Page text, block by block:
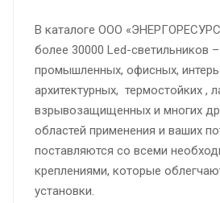
В каталоге ООО
более 30000 Led-светильников
промышленных, офисных,
архитектурных, термостойких ,
взрывозащищенных и многих
областей применения и ваших
поставляются со всеми
креплениями, которые
установки.